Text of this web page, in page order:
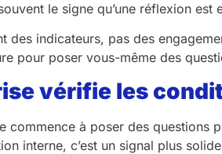
le signe qu’une réflexion est
des indicateurs, pas des
pour poser vous-même des
vérifie les
commence à poser des questions
interne, c’est un signal plus